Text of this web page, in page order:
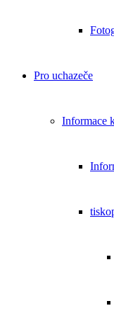
Pro uchazeče
Informace